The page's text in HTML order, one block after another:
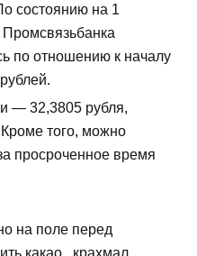
состоянию на 1
Промсвязьбанка
по отношению к началу
— 32,3805 рубля,
того, можно
просроченное время
на поле перед
какао , крахмал